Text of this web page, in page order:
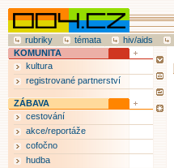
rubriky témata hiv/aids
KOMUNITA
kultura
registrované partnerství
ZÁBAVA
cestování
akce/reportáže
cofočno
hudba